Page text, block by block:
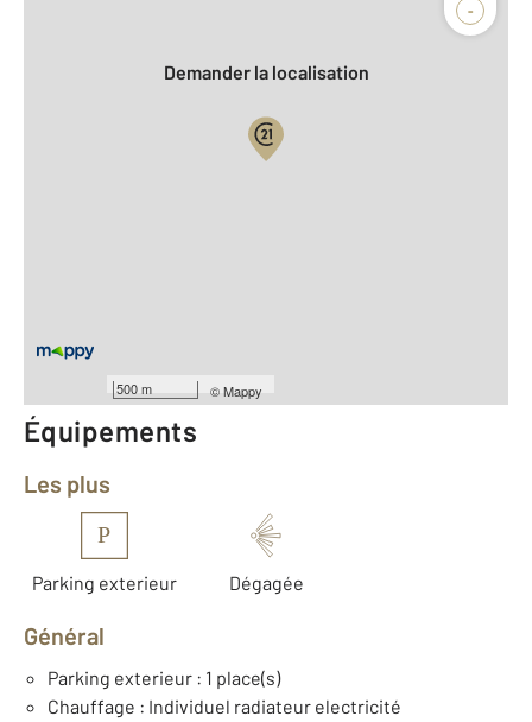
-
500 m ©Mappy
Demander la localisation
Année construction : 2010
Équipements
Les plus
P
Parking exterieur Dégagée
Général
Parking exterieur : 1 place(s)
Chauffage : Individuel radiateur electricité